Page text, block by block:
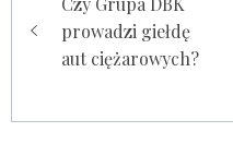
wpisuprowadzi giełdę
aut ciężarowych?